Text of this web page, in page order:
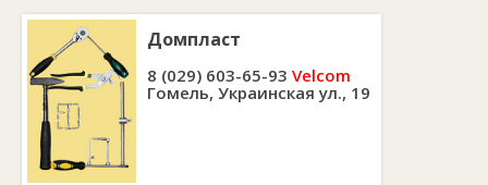
Домпласт
8 (029) 603-65-93 Velcom
Гомель, Украинская ул., 19